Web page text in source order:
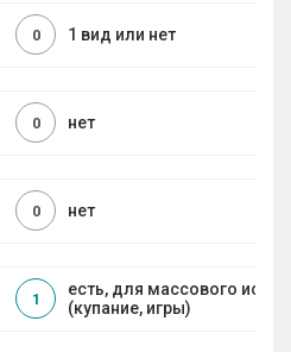
1 вид или нет
0
нет
0
нет
0
есть, для массового
(купание, игры)
1